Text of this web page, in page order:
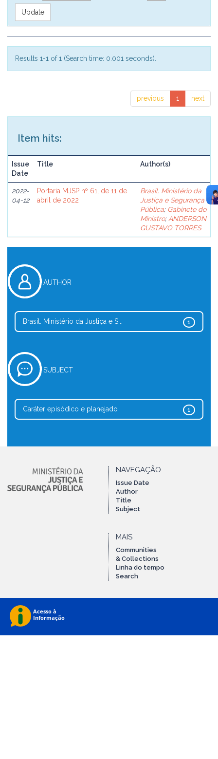
Results 1-1 of 1 (Search time: 0.001 seconds).
previous 1 next
Item hits:
Issue
Date
Title Author(s)
2022-
04-12
Portaria MJSP nº 61, de 11 de
abril de 2022
Brasil. Ministério da
Justiça e Segurança
Pública; Gabinete do
Ministro; ANDERSON
GUSTAVO TORRES
AUTHOR
1
Brasil. Ministério da Justiça e S...
SUBJECT
1
Caráter episódico e planejado
NAVEGAÇÃO
Issue Date
Author
Title
Subject
MAIS
Communities
& Collections
Linha do tempo
Search